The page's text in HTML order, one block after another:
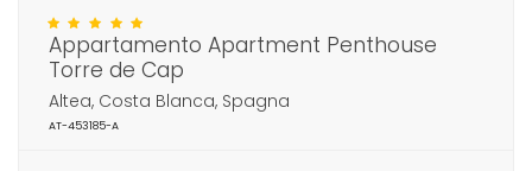
Appartamento Apartment Penthouse
Torre de Cap
Altea, Costa Blanca, Spagna
AT-453185-A